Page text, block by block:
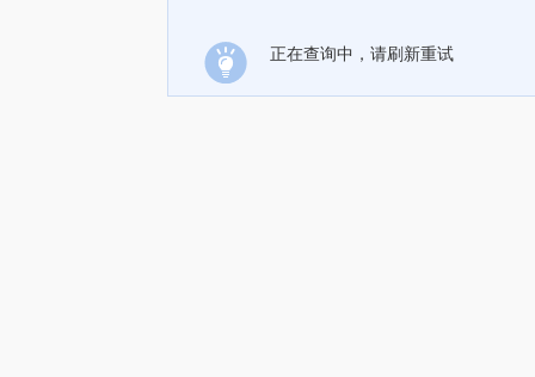
正在查询中，请刷新重试